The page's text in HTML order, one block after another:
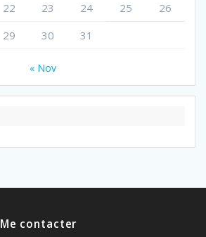
22 23 24 25
26
29 30 31
« Nov
Me contacter